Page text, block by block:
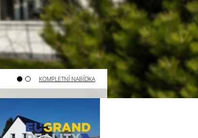
KOMPLETNÍ NABÍDKA